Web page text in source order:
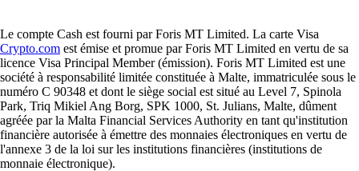
Le compte Cash est fourni par Foris MT Limited. La carte Visa
Crypto.com est émise et promue par Foris MT Limited en vertu de sa
licence Visa Principal Member (émission). Foris MT Limited est une
société à responsabilité limitée constituée à Malte, immatriculée sous le
numéro C 90348 et dont le siège social est situé au Level 7, Spinola
Park, Triq Mikiel Ang Borg, SPK 1000, St. Julians, Malte, dûment
agréée par la Malta Financial Services Authority en tant qu'institution
financière autorisée à émettre des monnaies électroniques en vertu de
l'annexe 3 de la loi sur les institutions financières (institutions de
monnaie électronique).